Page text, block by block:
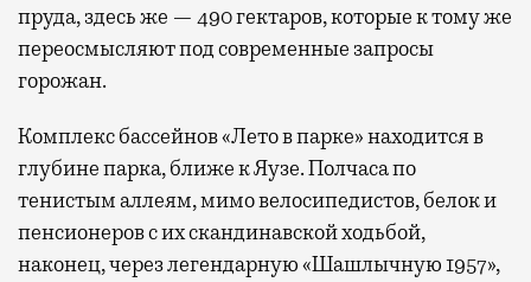
пруда, здесь же — 490 гектаров, которые к тому же
переосмысляют под современные запросы
горожан.
Комплекс бассейнов «Лето в парке» находится в
глубине парка, ближе к Яузе. Полчаса по
тенистым аллеям, мимо велосипедистов, белок и
пенсионеров с их скандинавской ходьбой,
наконец, через легендарную «Шашлычную 1957»,